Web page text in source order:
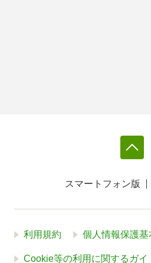
スマートフォン版
利用規約 個人情報保護基
Cookie等の利用に関するガイ